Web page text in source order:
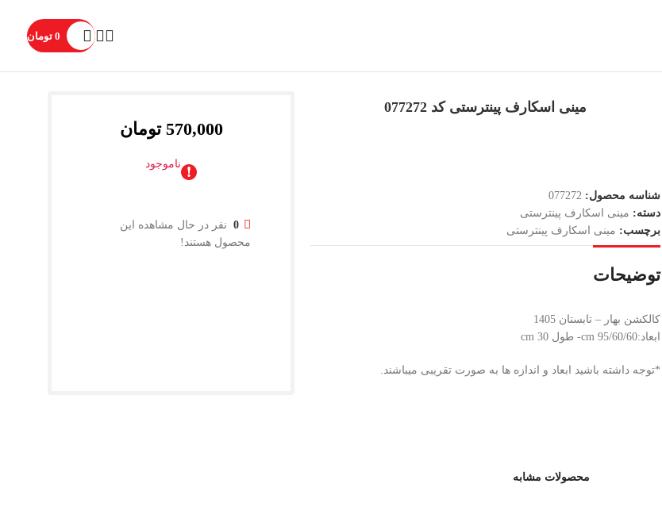
0 تومان
مینی اسکارف پینترستی کد 077272
شناسه محصول:077272
دسته: مینی اسکارف پینترستی
برچسب: مینی اسکارف پینترستی
توضیحات
کالکشن بهار – تابستان 1405
ابعاد:95/60/60 cm- طول 30 cm
*توجه داشته باشید ابعاد و اندازه ها به صورت تقریبی میباشند.
570,000 تومان
ناموجود
0
نفر در حال مشاهده این
محصول هستند!
محصولات مشابه